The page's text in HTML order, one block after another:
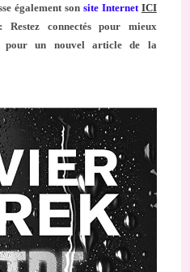
également son site Internet ICI
connectés pour mieux
un nouvel article de la